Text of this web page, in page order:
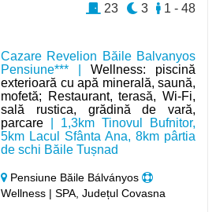
Cazare Revelion Băile Balvanyos
Pensiune*** |Wellness: piscină
exterioară cu apă minerală, saună,
mofetă; Restaurant, terasă, Wi-Fi,
sală rustica, grădină de vară,
parcare | 1,3km Tinovul Bufnitor,
5km Lacul Sfânta Ana, 8km pârtia
de schi Băile Tușnad
Pensiune Băile Bálványos
Wellness | SPA, Județul Covasna
1 - 48
3
23